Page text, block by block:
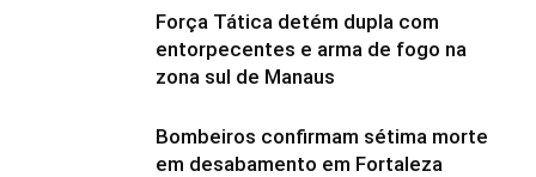
Força Tática detém dupla com
entorpecentes e arma de fogo na
zona sul de Manaus
Bombeiros confirmam sétima morte
em desabamento em Fortaleza